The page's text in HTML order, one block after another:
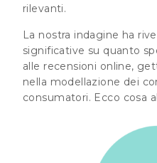
rilevanti.
La nostra indagine ha
significative su quanto
alle recensioni online,
nella modellazione dei
consumatori. Ecco cosa